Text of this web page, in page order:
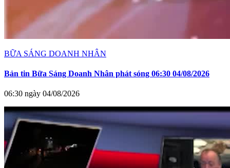
BỮA SÁNG DOANH NHÂN
Bản tin Bữa Sáng Doanh Nhân phát sóng 06:30 04/08/2026
06:30 ngày 04/08/2026